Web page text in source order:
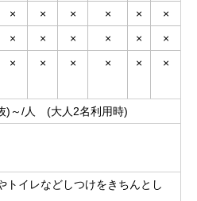
× × × × ×
×
× × × × ×
×
× × × × × ×
)～/人 (大人2名利用時)
トイレなどしつけをきちんとし